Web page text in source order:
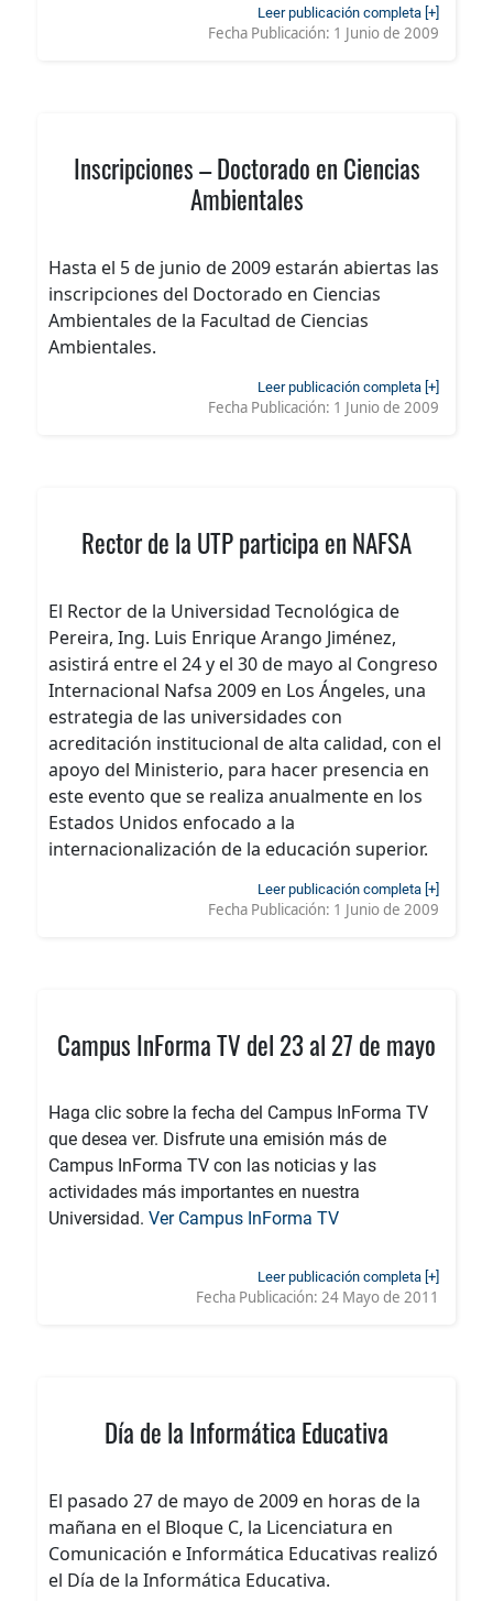
Leer publicación completa [+]
Fecha Publicación: 1 Junio de 2009
Inscripciones – Doctorado en Ciencias
Ambientales
Hasta el 5 de junio de 2009 estarán abiertas las
inscripciones del Doctorado en Ciencias
Ambientales de la Facultad de Ciencias
Ambientales.
Leer publicación completa [+]
Fecha Publicación: 1 Junio de 2009
Rector de la UTP participa en NAFSA
El Rector de la Universidad Tecnológica de
Pereira, Ing. Luis Enrique Arango Jiménez,
asistirá entre el 24 y el 30 de mayo al Congreso
Internacional Nafsa 2009 en Los Ángeles, una
estrategia de las universidades con
acreditación institucional de alta calidad, con el
apoyo del Ministerio, para hacer presencia en
este evento que se realiza anualmente en los
Estados Unidos enfocado a la
internacionalización de la educación superior.
Leer publicación completa [+]
Fecha Publicación: 1 Junio de 2009
Campus InForma TV del 23 al 27 de mayo
Haga clic sobre la fecha del Campus InForma TV
que desea ver. Disfrute una emisión más de
Campus InForma TV con las noticias y las
actividades más importantes en nuestra
Universidad. Ver Campus InForma TV
Leer publicación completa [+]
Fecha Publicación: 24 Mayo de 2011
Día de la Informática Educativa
El pasado 27 de mayo de 2009 en horas de la
mañana en el Bloque C, la Licenciatura en
Comunicación e Informática Educativas realizó
el Día de la Informática Educativa.